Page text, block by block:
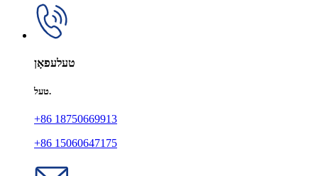
טעלעפאָן
טעל.
+86 18750669913
+86 15060647175